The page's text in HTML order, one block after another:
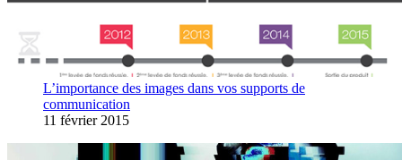
L’importance des images dans vos supports de
communication
11 février 2015